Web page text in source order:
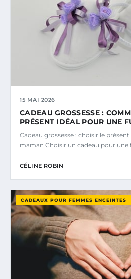
15 MAI 2026
CADEAU GROSSESSE :
PRÉSENT IDÉAL POUR UNE
Cadeau grossesse : choisir le
maman Choisir un cadeau pour une
CÉLINE ROBIN
CADEAUX POUR FEMMES ENCEINTES